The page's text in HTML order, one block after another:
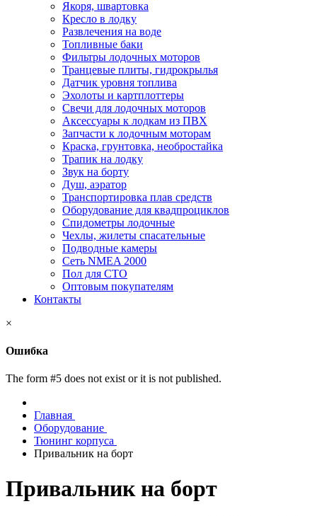
Якоря, швартовка
Кресло в лодку
Развлечения на воде
Топливные баки
Фильтры лодочных моторов
Транцевые плиты, гидрокрылья
Датчик уровня топлива
Эхолоты и картплоттеры
Cвечи для лодочных моторов
Аксессуары к лодкам из ПВХ
Запчасти к лодочным моторам
Краска, грунтовка, необростайка
Трапик на лодку
Звук на борту
Душ, аэратор
Транспортировка плав средств
Оборудование для квадпроциклов
Спидометры лодочные
Чехлы, жилеты спасательные
Подводные камеры
Сеть NMEA 2000
Пол для СТО
Оптовым покупателям
Контакты
×
Ошибка
The form #5 does not exist or it is not published.
Главная
Оборудование
Тюнинг корпуса
Привальник на борт
Привальник на борт